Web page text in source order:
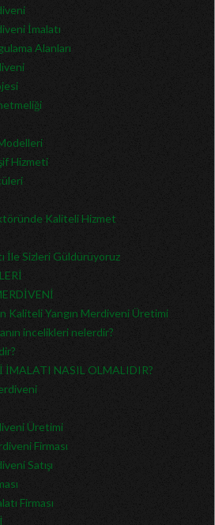
İmalatı
Alanları
Hizmeti
Kaliteli Hizmet
İle Sizleri Güldürüyoruz
Kaliteli Yangın Merdiveni Üretimi
incelikleri nelerdir?
İMALATI NASIL OLMALIDIR?
Üretimi
Firması
Satışı
Firması